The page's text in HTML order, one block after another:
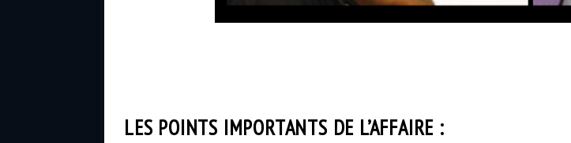
LES POINTS IMPORTANTS DE L’AFFAIRE :